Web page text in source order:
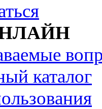
каталог